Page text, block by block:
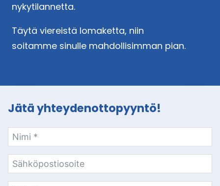
nykytilannetta.
Täytä viereistä lomaketta, niin
soitamme sinulle mahdollisimman pian.
Jätä yhteydenottopyyntö!